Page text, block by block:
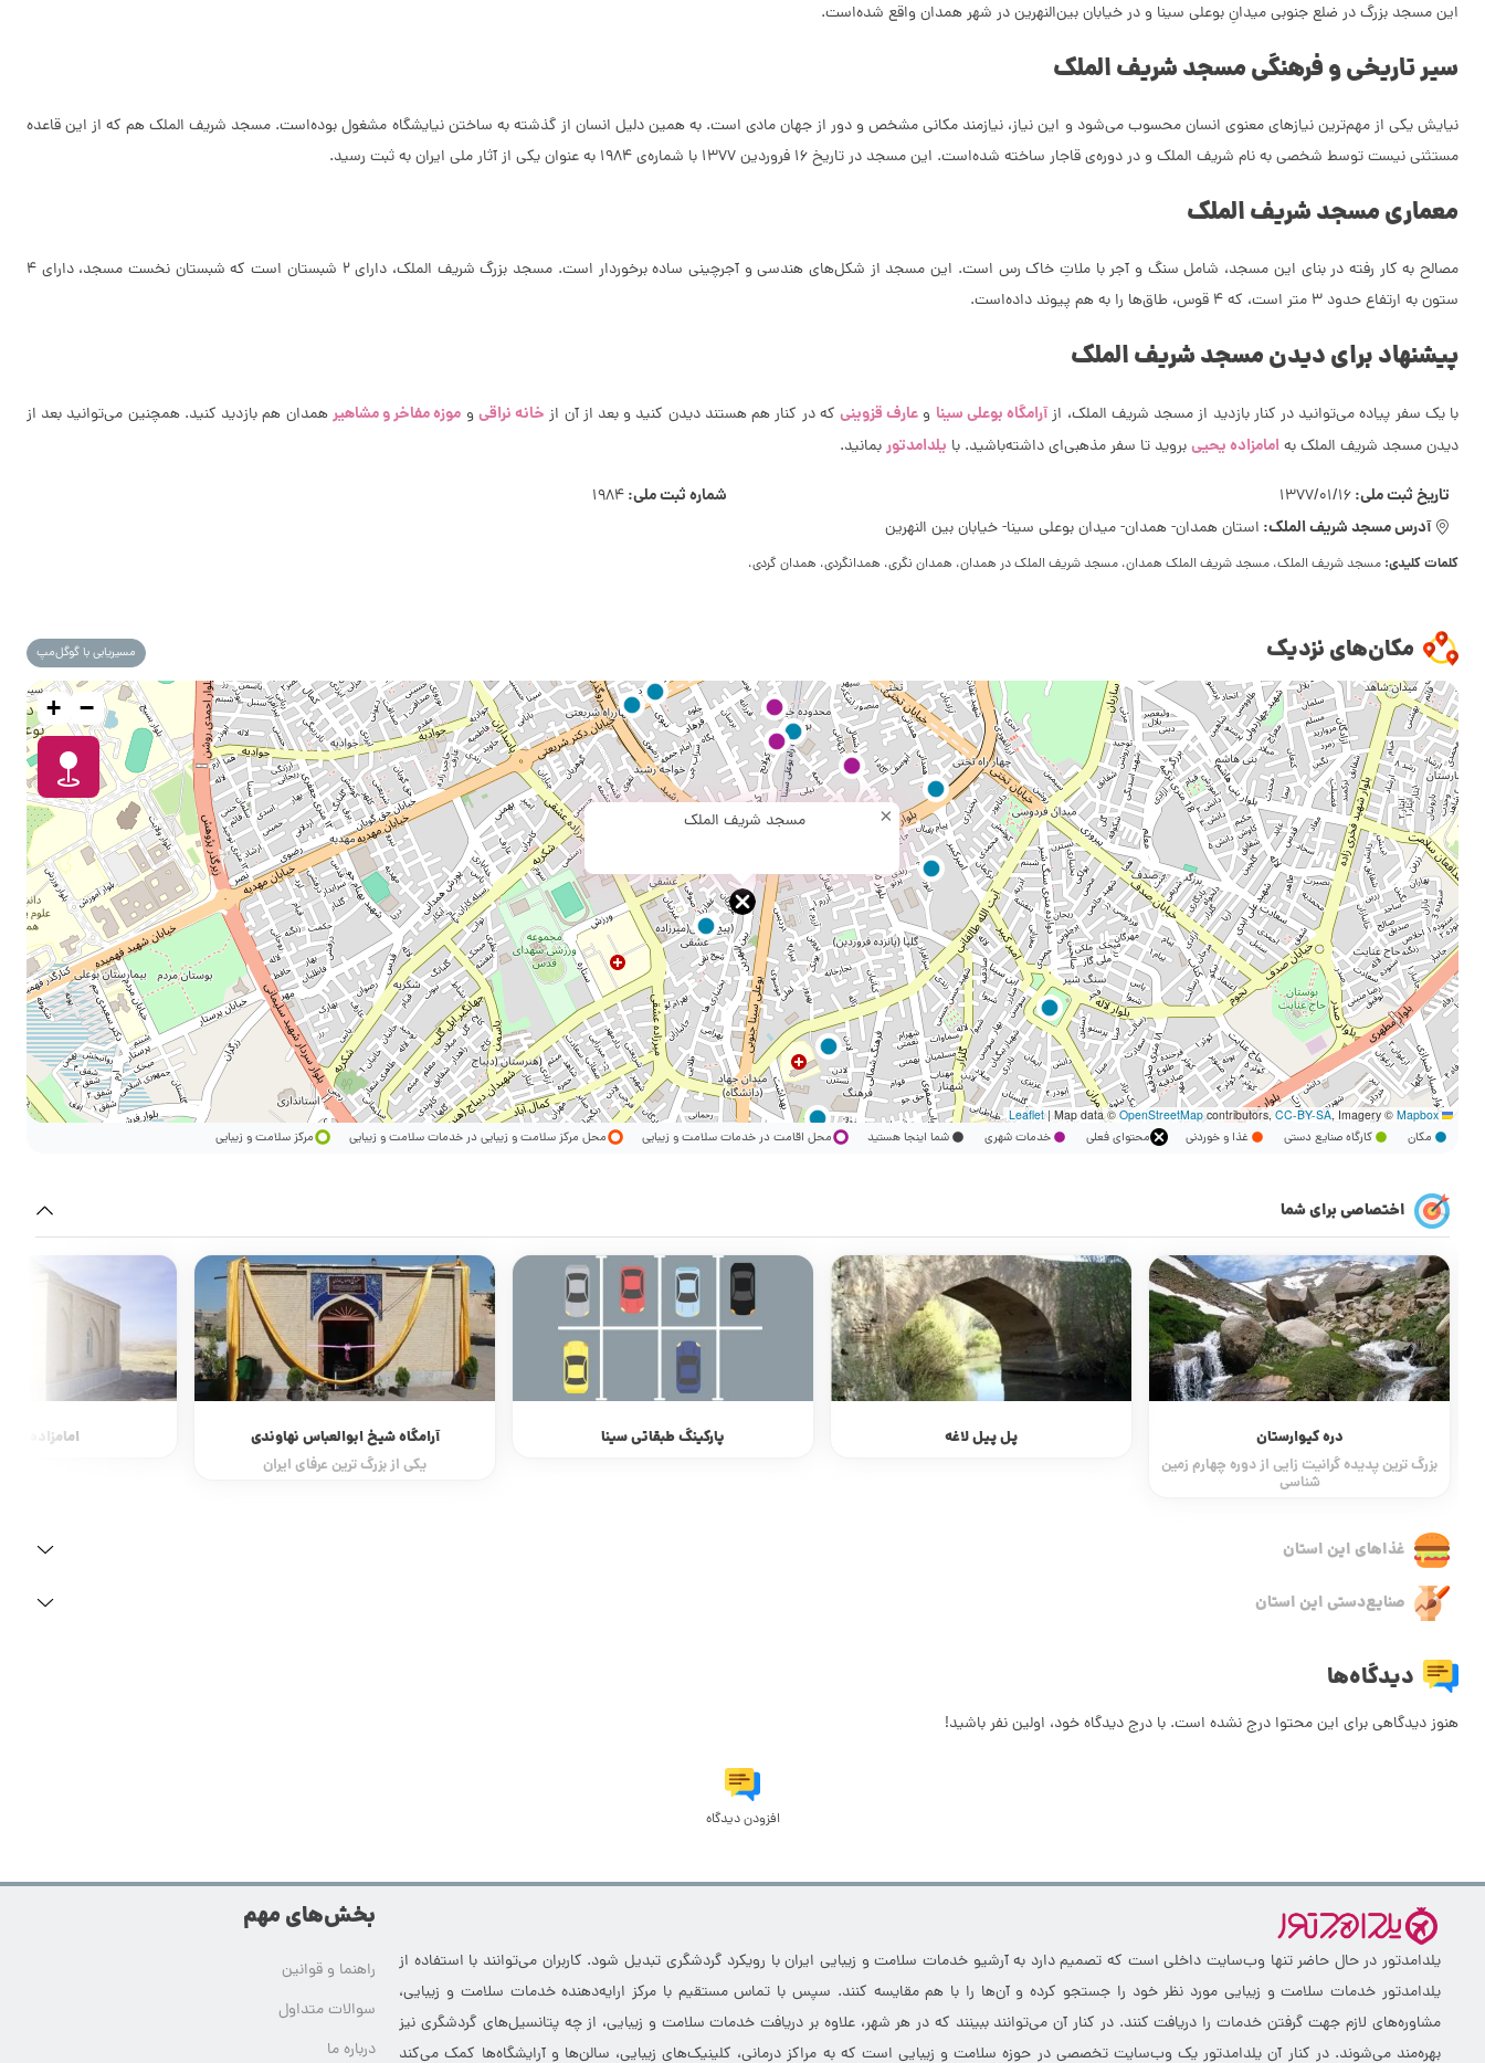
این مسجد بزرگ در ضلع جنوبی میدانِ بوعلی سینا و در خیابان بین‌النهرین در شهر همدان واقع شده‌است.
سیر تاریخی و فرهنگی مسجد شریف الملک
نیایش یکی از مهم‌ترین نیاز‌های معنوی انسان محسوب می‌شود و این نیاز، نیازمند مکانی مشخص و دور از جهان مادی است. به همین دلیل انسان از گذشته به ساختن نیایشگاه مشغول بوده‌است. مسجد شریف الملک هم که از این قاعده
مستثنی نیست توسط شخصی به نام شریف الملک و در دوره‌ی قاجار ساخته شده‌است. این مسجد در تاریخ 16 فروردین 1377 با شماره‌ی 1984 به عنوان یکی از آثار ملی ایران به ثبت رسید.
معماری مسجد شریف الملک
مصالح به کار رفته در بنای این مسجد، شامل سنگ و آجر با ملاتِ خاک رس است. این مسجد از شکل‌های هندسی و آجرچینی ساده برخوردار است. مسجد بزرگ شریف الملک، دارای 2 شبستان است که شبستان نخست مسجد، دارای 4
ستون به ارتفاع حدود 3 متر است، که 4 قوس، طاق‌ها را به هم پیوند داده‌است.
پیشنهاد برای دیدن مسجد شریف الملک
با یک سفر پیاده می‌توانید در کنار بازدید از مسجد شریف الملک، ازآرامگاه بوعلی سینا و عارف قزوینیکه در کنار هم هستند دیدن کنید و بعد از آن از خانه‌ نراقیو موزه مفاخر و مشاهیرهمدان هم بازدید کنید. همچنین می‌توانید بعد از
دیدن مسجد شریف الملک به امامزاده یحییبروید تا سفر مذهبی‌ای داشته‌باشید. با یلدامدتوربمانید.
تاریخ ثبت ملی:1377/01/16 شماره ثبت ملی:1984
آدرس مسجد شریف الملک: استان همدان- همدان- میدان بوعلی سینا- خیابان بین النهرین
کلمات کلیدی: مسجد شریف الملک، مسجد شریف الملک همدان، مسجد شریف الملک در همدان، همدان نگری، همدانگردی، همدان گردی،
مکان‌های نزدیک مسیریابی با گوگل‌مپ
مسجد شریف الملک ×
+ −
Leaflet
|Map data ©OpenStreetMapcontributors, CC-BY-SA, Imagery © Mapbox
مکان کارگاه صنایع دستی غذا و خوردنی محتوای فعلی خدمات شهری شما اینجا هستید محل اقامت در خدمات سلامت و زیبایی محل مرکز سلامت و زیبایی در خدمات سلامت و زیبایی مرکز سلامت و زیبایی
اختصاصی برای شما
دره کیوارستان
بزرگ ترین پدیده گرانیت زایی از دوره چهارم زمین
شناسی
پل پیل لاغه پارکینگ طبقاتی سینا
آرامگاه شیخ ابوالعباس نهاوندی
یکی از بزرگ ترین عرفای ایران
امامزاده
غذاهای این استان
صنایع‌دستی این استان
دیدگاه‌ها
هنوز دیدگاهی برای این محتوا درج نشده است. با درج دیدگاه خود، اولین نفر باشید!
افزودن دیدگاه
یلدامدتور در حال حاضر تنها وب‌سایت داخلی است که تصمیم دارد به آرشیو خدمات سلامت و زیبایی ایران با رویکرد گردشگری تبدیل شود. کاربران می‌توانند با استفاده از
یلدامدتور خدمات سلامت و زیبایی مورد نظر خود را جستجو کرده و آن‌ها را با هم مقایسه کنند. سپس با تماس مستقیم با مرکز ارایه‌دهنده خدمات سلامت و زیبایی،
مشاوره‌های لازم جهت گرفتن خدمات را دریافت کنند. در کنار آن می‌توانند ببینند که در هر شهر، علاوه بر دریافت خدمات سلامت و زیبایی، از چه پتانسیل‌های گردشگری نیز
بهره‌مند می‌شوند. در کنار آن یلدامدتور یک وب‌سایت تخصصی در حوزه سلامت و زیبایی است که به مراکز درمانی، کلینیک‌های زیبایی، سالن‌ها و آرایشگاه‌ها کمک می‌کند
بخش‌های مهم
راهنما و قوانین
سوالات متداول
درباره ما